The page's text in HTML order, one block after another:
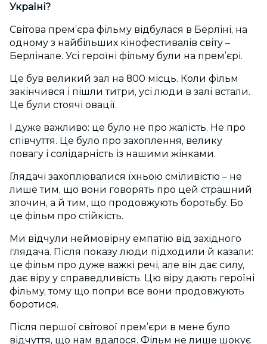
Україні?
Світова прем’єра фільму відбулася в Берліні, на
одному з найбільших кінофестивалів світу –
Берлінале. Усі героїні фільму були на прем’єрі.
Це був великий зал на 800 місць. Коли фільм
закінчився і пішли титри, усі люди в залі встали.
Це були стоячі овації.
І дуже важливо: це було не про жалість. Не про
співчуття. Це було про захоплення, велику
повагу і солідарність із нашими жінками.
Глядачі захоплювалися їхньою сміливістю – не
лише тим, що вони говорять про цей страшний
злочин, а й тим, що продовжують боротьбу. Бо
це фільм про стійкість.
Ми відчули неймовірну емпатію від західного
глядача. Після показу люди підходили й казали:
це фільм про дуже важкі речі, але він дає силу,
дає віру у справедливість. Цю віру дають героїні
фільму, тому що попри все вони продовжують
боротися.
Після першої світової прем’єри в мене було
відчуття, що нам вдалося. Фільм не лише шокує